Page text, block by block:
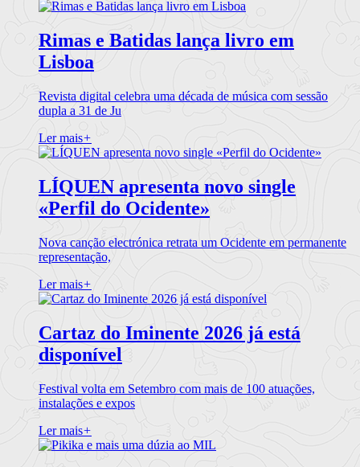
Rimas e Batidas lança livro em
Lisboa
Revista digital celebra uma década de música com sessão
dupla a 31 de Ju
Ler mais+
LÍQUEN apresenta novo single
«Perfil do Ocidente»
Nova canção electrónica retrata um Ocidente em permanente
representação,
Ler mais+
Cartaz do Iminente 2026 já está
disponível
Festival volta em Setembro com mais de 100 atuações,
instalações e expos
Ler mais+